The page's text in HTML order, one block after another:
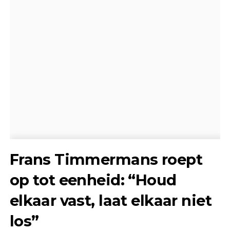
Frans Timmermans roept
op tot eenheid: “Houd
elkaar vast, laat elkaar niet
los”